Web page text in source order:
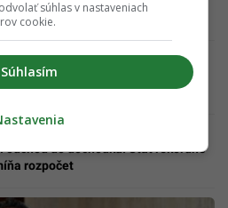
rozhádala koaličných lídrov
poisťovňa už vie, aký budeš mať
Jej prognózu dostane 3,5 miliónu
odchod do dôchodku. Štát rekordne
rozpočet
súhlas v nastaveniach
cookie.
Súhlasím